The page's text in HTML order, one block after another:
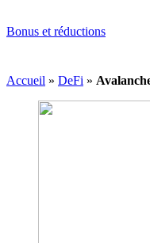
Bonus et réductions
Accueil » DeFi »